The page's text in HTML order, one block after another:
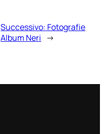
Successivo: Fotografie
Album Neri →